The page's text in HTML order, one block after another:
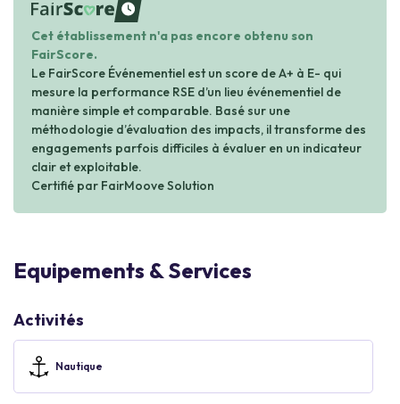
waiting
Cet établissement n'a pas encore obtenu son
FairScore.
Le FairScore Événementiel est un score de A+ à E- qui
mesure la performance RSE d’un lieu événementiel de
manière simple et comparable. Basé sur une
méthodologie d’évaluation des impacts, il transforme des
engagements parfois difficiles à évaluer en un indicateur
clair et exploitable.
Certifié par FairMoove Solution
Equipements & Services
Activités
Nautique